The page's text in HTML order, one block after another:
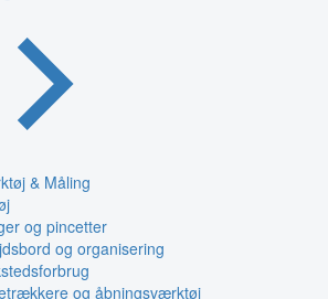
& Måling
og pincetter
og organisering
og åbningsværktøj